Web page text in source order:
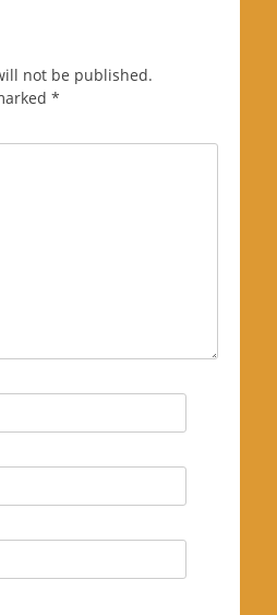
not be published.
*